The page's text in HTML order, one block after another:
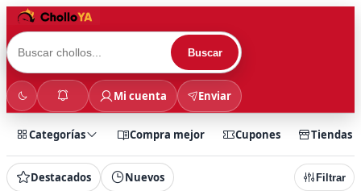
Buscar
Mi cuenta Enviar
Categorías Compra mejor Cupones Tiendas
Destacados Nuevos Filtrar